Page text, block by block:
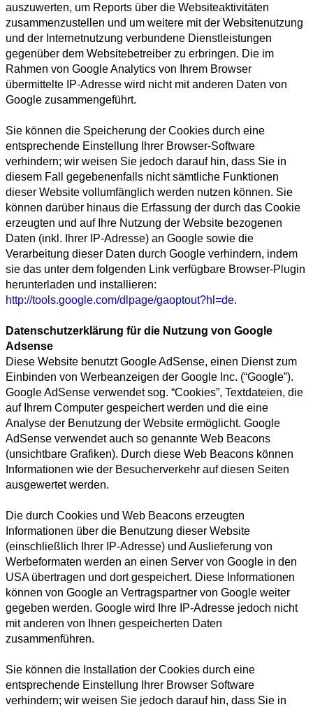
auszuwerten, um Reports über die Websiteaktivitäten
zusammenzustellen und um weitere mit der Websitenutzung
und der Internetnutzung verbundene Dienstleistungen
gegenüber dem Websitebetreiber zu erbringen. Die im
Rahmen von Google Analytics von Ihrem Browser
übermittelte IP-Adresse wird nicht mit anderen Daten von
Google zusammengeführt.
Sie können die Speicherung der Cookies durch eine
entsprechende Einstellung Ihrer Browser-Software
verhindern; wir weisen Sie jedoch darauf hin, dass Sie in
diesem Fall gegebenenfalls nicht sämtliche Funktionen
dieser Website vollumfänglich werden nutzen können. Sie
können darüber hinaus die Erfassung der durch das Cookie
erzeugten und auf Ihre Nutzung der Website bezogenen
Daten (inkl. Ihrer IP-Adresse) an Google sowie die
Verarbeitung dieser Daten durch Google verhindern, indem
sie das unter dem folgenden Link verfügbare Browser-Plugin
herunterladen und installieren:
http://tools.google.com/dlpage/gaoptout?hl=de.
Datenschutzerklärung für die Nutzung von Google
Adsense
Diese Website benutzt Google AdSense, einen Dienst zum
Einbinden von Werbeanzeigen der Google Inc. (“Google”).
Google AdSense verwendet sog. “Cookies”, Textdateien, die
auf Ihrem Computer gespeichert werden und die eine
Analyse der Benutzung der Website ermöglicht. Google
AdSense verwendet auch so genannte Web Beacons
(unsichtbare Grafiken). Durch diese Web Beacons können
Informationen wie der Besucherverkehr auf diesen Seiten
ausgewertet werden.
Die durch Cookies und Web Beacons erzeugten
Informationen über die Benutzung dieser Website
(einschließlich Ihrer IP-Adresse) und Auslieferung von
Werbeformaten werden an einen Server von Google in den
USA übertragen und dort gespeichert. Diese Informationen
können von Google an Vertragspartner von Google weiter
gegeben werden. Google wird Ihre IP-Adresse jedoch nicht
mit anderen von Ihnen gespeicherten Daten
zusammenführen.
Sie können die Installation der Cookies durch eine
entsprechende Einstellung Ihrer Browser Software
verhindern; wir weisen Sie jedoch darauf hin, dass Sie in